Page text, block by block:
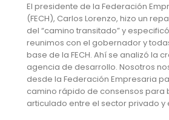
El presidente de la Federación
(FECH), Carlos Lorenzo, hizo un
del “camino transitado” y
reunimos con el gobernador y
base de la FECH. Ahí se analizó la
agencia de desarrollo. Nosotros
desde la Federación Empresaria
camino rápido de consensos para
articulado entre el sector privado y